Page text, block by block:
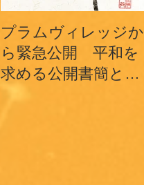
プラムヴィレッジか
ら緊急公開 平和を
求める公開書簡とテ